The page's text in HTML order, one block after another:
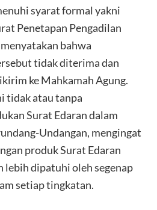
syarat formal yakni
Penetapan Pengadilan
bahwa
tidak diterima dan
ke Mahkamah Agung.
tidak atau tanpa
Surat Edaran dalam
Undangan, mengingat
produk Surat Edaran
lebih dipatuhi oleh segenap
setiap tingkatan.